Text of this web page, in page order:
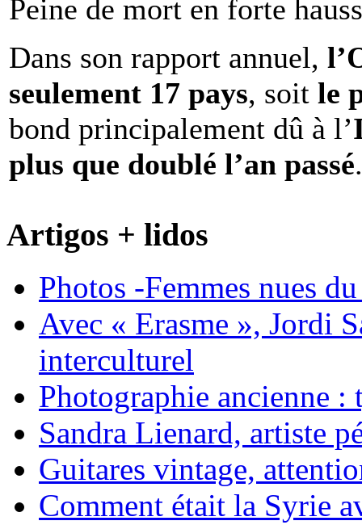
Peine de mort en forte
Dans son rapport annuel,
seulement 17 pays, soit le
bond principalement dû à l’
plus que doublé l’an passé.
Artigos + lidos
Photos -Femmes nues
Avec « Erasme », Jordi
interculturel
Photographie ancienne :
Sandra Lienard, artiste
Guitares vintage,
Comment était la Syrie